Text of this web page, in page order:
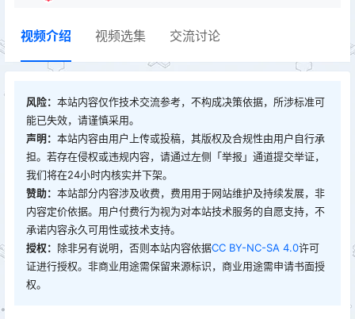
视频介绍 视频选集 交流讨论
风险： 本站内容仅作技术交流参考，不构成决策依据，所涉标准可
能已失效，请谨慎采用。
声明： 本站内容由用户上传或投稿，其版权及合规性由用户自行承
担。若存在侵权或违规内容，请通过左侧「举报」通道提交举证，
我们将在24小时内核实并下架。
赞助： 本站部分内容涉及收费，费用用于网站维护及持续发展，非
内容定价依据。用户付费行为视为对本站技术服务的自愿支持，不
承诺内容永久可用性或技术支持。
授权： 除非另有说明，否则本站内容依据CC BY-NC-SA 4.0许可
证进行授权。非商业用途需保留来源标识，商业用途需申请书面授
权。